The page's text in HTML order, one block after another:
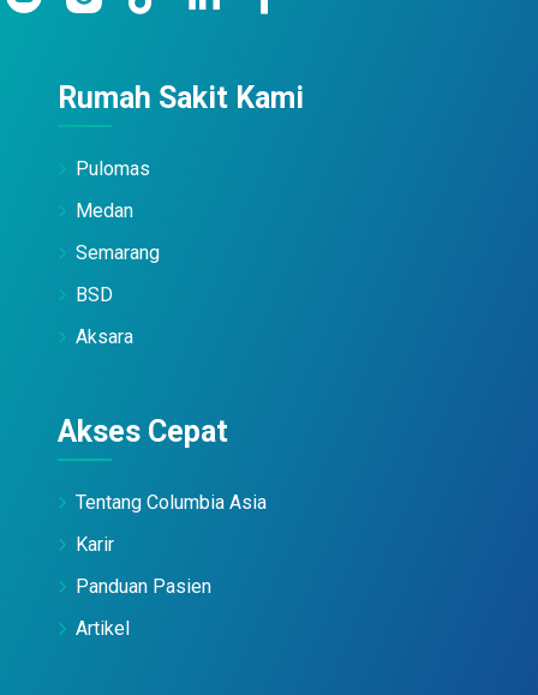
Rumah Sakit Kami
Pulomas
Medan
Semarang
BSD
Aksara
Akses Cepat
Tentang Columbia Asia
Karir
Panduan Pasien
Artikel